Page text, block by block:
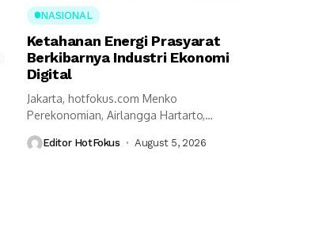
NASIONAL
Ketahanan Energi Prasyarat
Berkibarnya Industri Ekonomi
Digital
Jakarta, hotfokus.com Menko
Perekonomian, Airlangga Hartarto,
prasyarat utama...
Editor HotFokus August 5, 2026